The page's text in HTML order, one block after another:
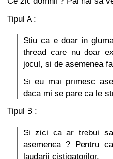
Tipul A :
Stiu ca e doar in
thread care nu doar
jocul, si de asemenea
Si eu mai primesc
daca mi se pare ca le
Tipul B :
Si zici ca ar trebui
asemenea ? Pentru
laudarii cistigatorilor.